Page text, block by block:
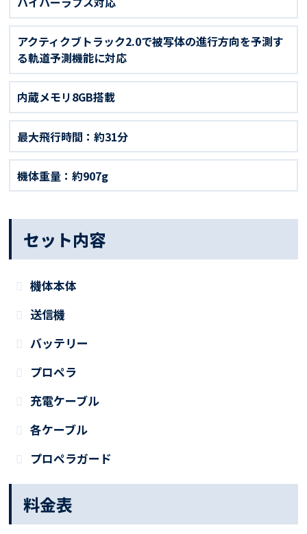
アクティクブトラック2.0で被写体の進行方向を予測す
る軌道予測機能に対応
内蔵メモリ8GB搭載
最大飛行時間：約31分
機体重量：約907g
セット内容
機体本体
送信機
バッテリー
プロペラ
充電ケーブル
各ケーブル
プロペラガード
料金表